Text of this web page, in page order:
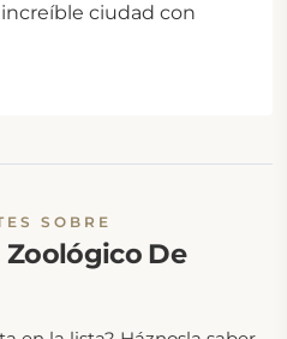
ciudad con
SOBRE
Zoológico De